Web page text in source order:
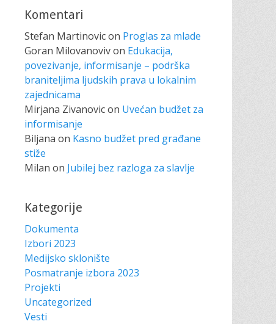
Komentari
Stefan Martinovicon Proglas za mlade
Goran Milovanovivon Edukacija,
povezivanje, informisanje – podrška
braniteljima ljudskih prava u lokalnim
zajednicama
Mirjana Zivanovicon Uvećan budžet za
informisanje
Biljana on Kasno budžet pred građane
stiže
Milan on Jubilej bez razloga za slavlje
Kategorije
Dokumenta
Izbori 2023
Medijsko sklonište
Posmatranje izbora 2023
Projekti
Uncategorized
Vesti